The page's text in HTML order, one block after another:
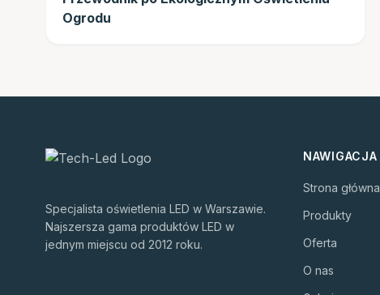
Ogrodu
Specjalista oświetlenia LED w Warszawie.
Najszersza gama produktów LED w
jednym miejscu od 2012 roku.
NAWIGACJA
Strona główna
Produkty
Oferta
O nas